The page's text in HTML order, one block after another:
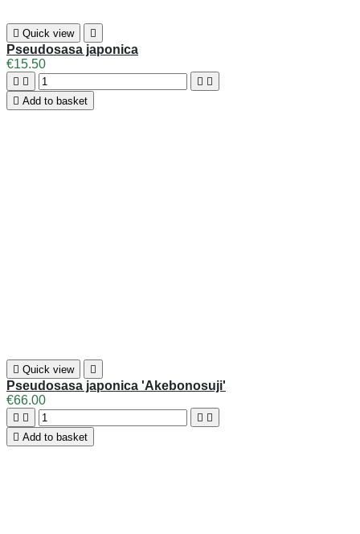
 Quick view 
Pseudosasa japonica
€15.50
   
 Add to basket
 Quick view 
Pseudosasa japonica 'Akebonosuji'
€66.00
   
 Add to basket